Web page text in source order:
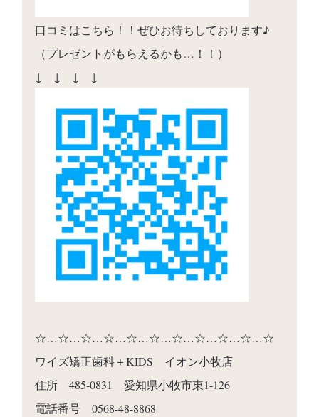
口コミはこちら！！ぜひお待ちしております♪
（プレゼントがもらえるかも…！！）
↓ ↓ ↓ ↓
☆…☆…☆…☆…☆…☆…☆…☆…☆…☆…☆
ワイズ矯正歯科＋KIDS イオン小牧店
住所 485-0831 愛知県小牧市東1-126
電話番号 0568-48-8868